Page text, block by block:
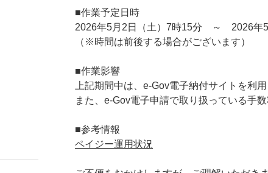
■作業予定日時
2026年5月2日（土）7時15分 ～ 2026年5
（※時間は前後する場合がございます）
■作業影響
上記期間中は、e-Gov電子納付サイトを利
また、e-Gov電子申請で取り扱っている手
■参考情報
ペイジー運用状況